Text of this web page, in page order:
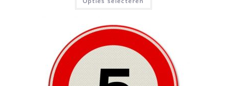
€178,00heeft
optie
kan
gekozen
worden
op
de
productpagina